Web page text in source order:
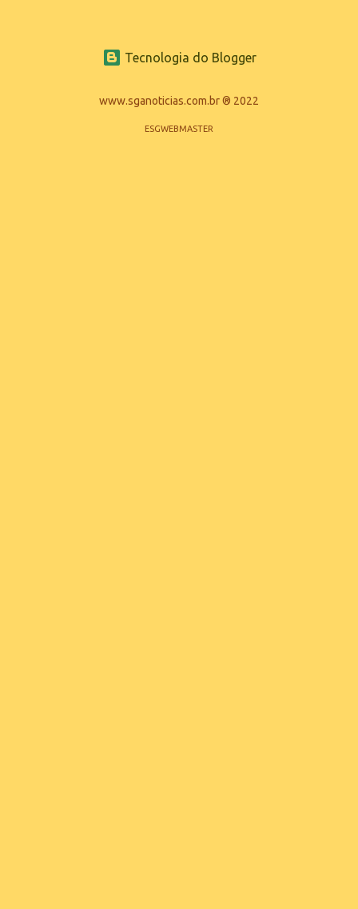
toneladas de placas de aço por ano - marca atingida em 2023 e
quase 6 mil pessoas, responde por 9,5% de todo o aço bruto
protagonistas da siderurgia nacional, como quarto maior
Tecnologia do Blogger
www.sganoticias.com.br ® 2022
ESGWEBMASTER